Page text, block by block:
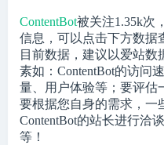
ContentBot被关注1.35k次
信息，可以点击下方数据
目前数据，建议以爱站数
素如：ContentBot的访问
量、用户体验等；要评估
要根据您自身的需求，一
ContentBot的站长进行洽
等！